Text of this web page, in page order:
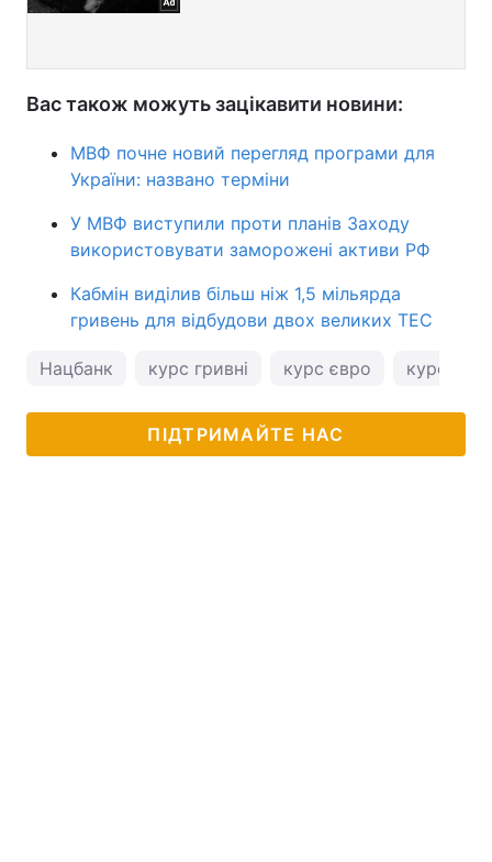
Вас також можуть зацікавити новини:
МВФ почне новий перегляд програми для
України: названо терміни
У МВФ виступили проти планів Заходу
використовувати заморожені активи РФ
Кабмін виділив більш ніж 1,5 мільярда
гривень для відбудови двох великих ТЕС
Нацбанк курс гривні курс євро курс
ПІДТРИМАЙТЕ НАС